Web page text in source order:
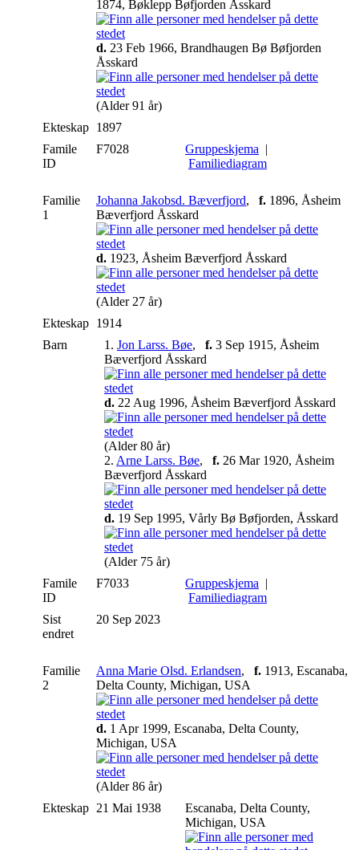
1874, Bøklepp Bøfjorden Åsskard
d. 23 Feb 1966, Brandhaugen Bø Bøfjorden
Åsskard
(Alder 91 år)
Ekteskap 1897
Famile
ID
F7028 Gruppeskjema |
Familiediagram
Familie
1
Johanna Jakobsd. Bæverfjord, f. 1896, Åsheim
Bæverfjord Åsskard
d. 1923, Åsheim Bæverfjord Åsskard
(Alder 27 år)
Ekteskap 1914
Barn
1. Jon Larss. Bøe, f. 3 Sep 1915, Åsheim
Bæverfjord Åsskard
d. 22 Aug 1996, Åsheim Bæverfjord Åsskard
(Alder 80 år)
2. Arne Larss. Bøe, f. 26 Mar 1920, Åsheim
Bæverfjord Åsskard
d. 19 Sep 1995, Vårly Bø Bøfjorden, Åsskard
(Alder 75 år)
Famile
ID
F7033 Gruppeskjema |
Familiediagram
Sist
endret
20 Sep 2023
Familie
2
Anna Marie Olsd. Erlandsen, f. 1913, Escanaba,
Delta County, Michigan, USA
d. 1 Apr 1999, Escanaba, Delta County,
Michigan, USA
(Alder 86 år)
Ekteskap 21 Mai 1938
Escanaba, Delta County,
Michigan, USA